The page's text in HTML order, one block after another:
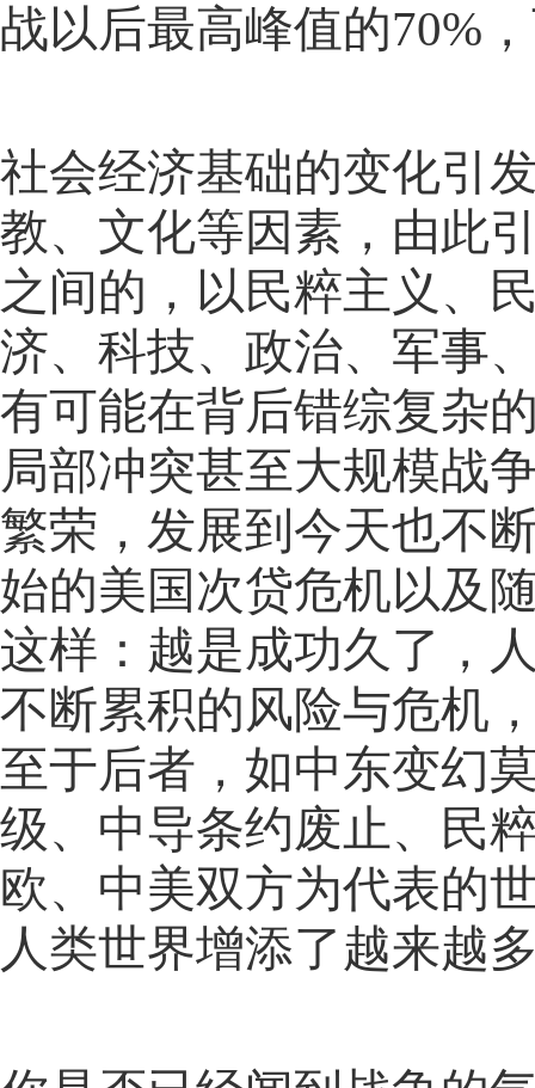
战以后最高峰值的70%
社会经济基础的变化引
教、文化等因素，由此
之间的，以民粹主义、
济、科技、政治、军事
有可能在背后错综复杂
局部冲突甚至大规模战
繁荣，发展到今天也不
始的美国次贷危机以及
这样：越是成功久了，
不断累积的风险与危机
至于后者，如中东变幻
级、中导条约废止、民
欧、中美双方为代表的
人类世界增添了越来越